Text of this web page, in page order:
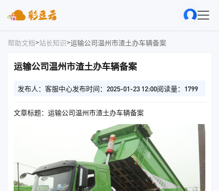
帮助文档>站长知识>运输公司温州市渣土办车辆备案
运输公司温州市渣土办车辆备案
发布人：客服中心发布时间：2025-01-23 12:00阅读量：1799
文章标题：运输公司温州市渣土办车辆备案